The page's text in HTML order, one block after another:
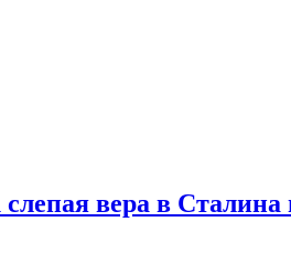
вера в Сталина